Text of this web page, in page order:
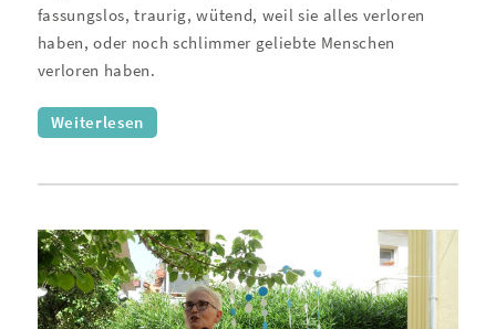
fassungslos, traurig, wütend, weil sie alles verloren
haben, oder noch schlimmer geliebte Menschen
verloren haben.
Weiterlesen